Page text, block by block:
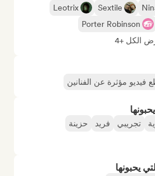
Sextile
Leotrix
Porter Robinson
الكل +4
مؤثرة عن الفنانين
تجريبي فريد
حزينة
يحبونها